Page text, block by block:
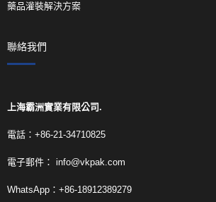
藥品灌裝解決方案
聯絡我們
上海霸洲實業有限公司.
電話：+86-21-34710825
電子郵件： info@vkpak.com
WhatsApp：+86-18912389279